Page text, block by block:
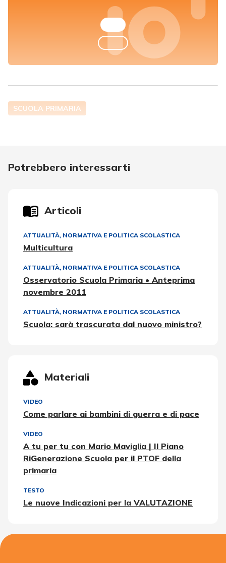
SCUOLA PRIMARIA
Potrebbero interessarti
Articoli
ATTUALITÀ, NORMATIVA E POLITICA SCOLASTICA
Multicultura
ATTUALITÀ, NORMATIVA E POLITICA SCOLASTICA
Osservatorio Scuola Primaria • Anteprima
novembre 2011
ATTUALITÀ, NORMATIVA E POLITICA SCOLASTICA
Scuola: sarà trascurata dal nuovo ministro?
Materiali
VIDEO
Come parlare ai bambini di guerra e di pace
VIDEO
A tu per tu con Mario Maviglia | Il Piano
RiGenerazione Scuola per il PTOF della
primaria
TESTO
Le nuove Indicazioni per la VALUTAZIONE